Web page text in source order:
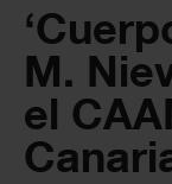
M.
el